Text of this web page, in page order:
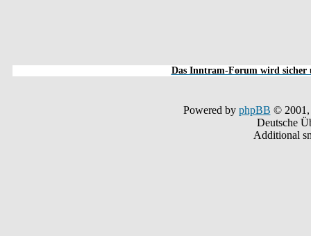
Das Inntram-Forum wird sicher
Powered by phpBB © 2001,
Deutsche
Additional